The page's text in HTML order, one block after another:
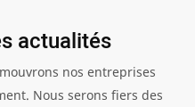
actualités
nos entreprises
Nous serons fiers des